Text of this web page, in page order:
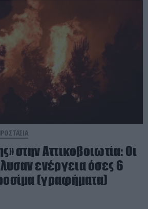
στην Αττικοβοιωτία: Οι
ενέργεια όσες 6
(γραφήματα)